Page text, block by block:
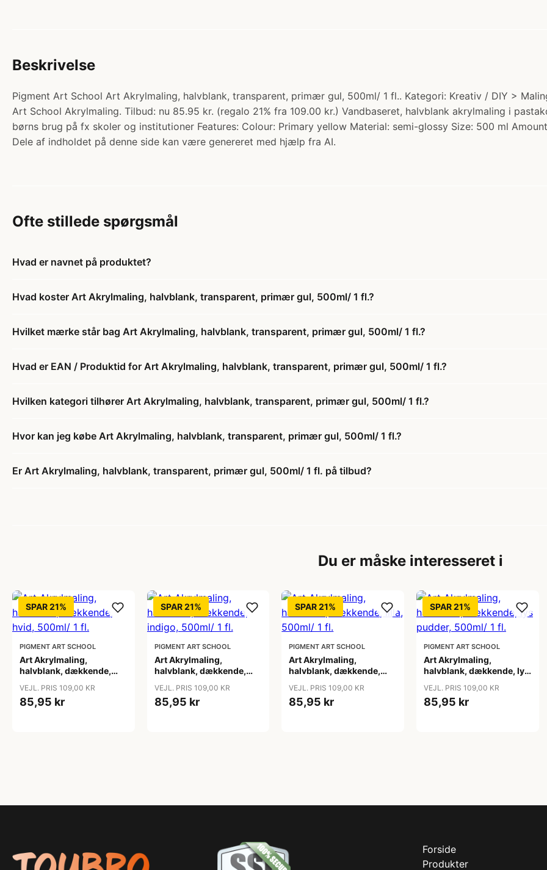
Beskrivelse
Pigment Art School Art Akrylmaling, halvblank, transparent, primær gul, 500ml/ 1 fl.. Kategori: Kreativ / DIY >
Art School Akrylmaling. Tilbud: nu 85.95 kr. (regalo 21% fra 109.00 kr.) Vandbaseret, halvblank akrylmaling i
børns brug på fx skoler og institutioner Features: Colour: Primary yellow Material: semi-glossy Size: 500 ml
Dele af indholdet på denne side kan være genereret med hjælp fra AI.
Ofte stillede spørgsmål
Hvad er navnet på produktet?
Hvad koster Art Akrylmaling, halvblank, transparent, primær gul, 500ml/ 1 fl.?
Hvilket mærke står bag Art Akrylmaling, halvblank, transparent, primær gul, 500ml/ 1 fl.?
Hvad er EAN / Produktid for Art Akrylmaling, halvblank, transparent, primær gul, 500ml/ 1 fl.?
Hvilken kategori tilhører Art Akrylmaling, halvblank, transparent, primær gul, 500ml/ 1 fl.?
Hvor kan jeg købe Art Akrylmaling, halvblank, transparent, primær gul, 500ml/ 1 fl.?
Er Art Akrylmaling, halvblank, transparent, primær gul, 500ml/ 1 fl. på tilbud?
Du er måske interesseret i
SPAR 21%
PIGMENT ART SCHOOL
Art Akrylmaling,
halvblank, dækkende,
VEJL. PRIS 109,00 KR
85,95 kr
SPAR 21%
PIGMENT ART SCHOOL
Art Akrylmaling,
halvblank, dækkende,
VEJL. PRIS 109,00 KR
85,95 kr
SPAR 21%
PIGMENT ART SCHOOL
Art Akrylmaling,
halvblank, dækkende,
VEJL. PRIS 109,00 KR
85,95 kr
SPAR 21%
PIGMENT ART SCHOOL
Art Akrylmaling,
halvblank, dækkende, lys
VEJL. PRIS 109,00 KR
85,95 kr
Forside
Produkter